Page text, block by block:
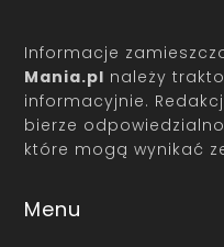
Informacje
Mania.pl należy
informacyjnie.
bierze
które mogą wynikać
Menu